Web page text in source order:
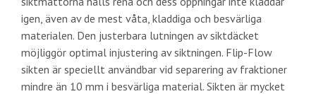
igen, även av de mest våta, kladdiga och besvärliga
materialen. Den justerbara lutningen av siktdäcket
möjliggör optimal injustering av siktningen. Flip-Flow
sikten är speciellt användbar vid separering av fraktioner
mindre än 10 mm i besvärliga material. Sikten är mycket